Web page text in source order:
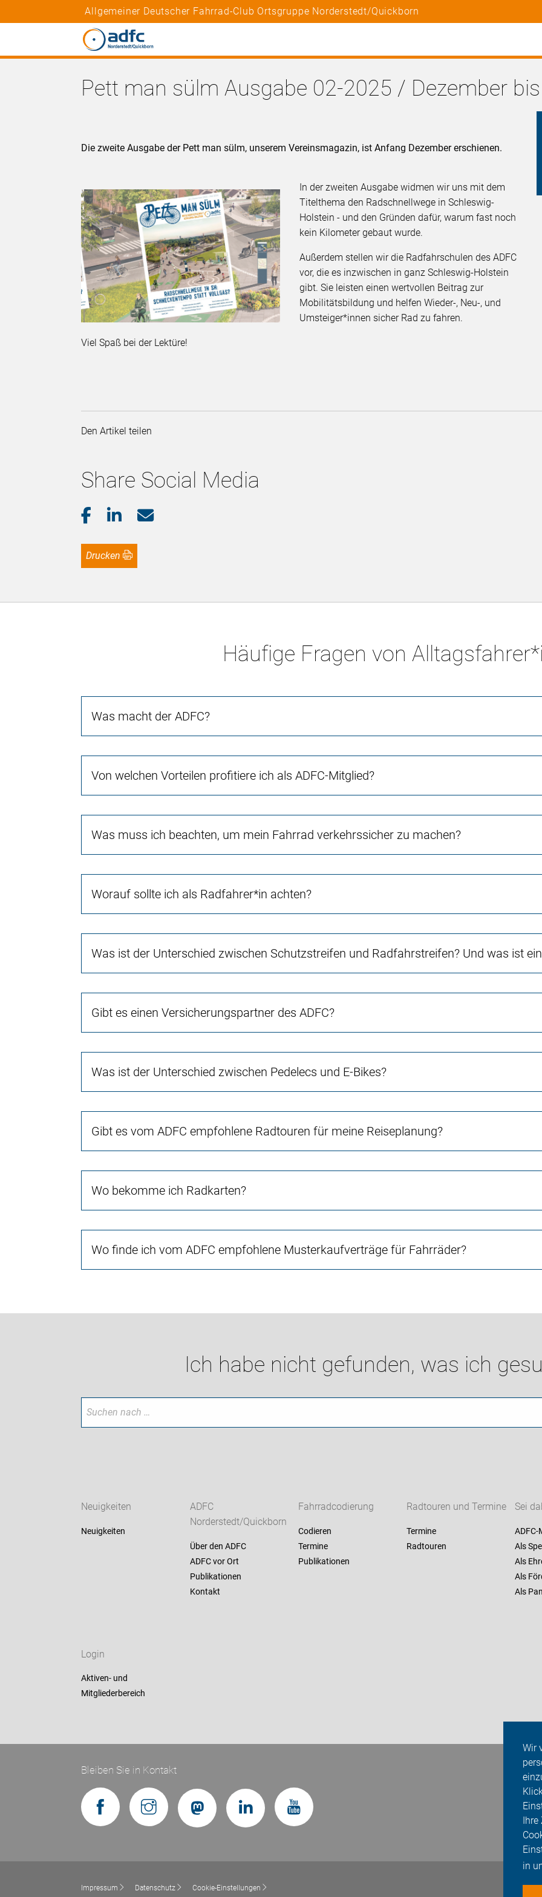
Wir
Ihre
in
Allgemeiner Deutscher Fahrrad-Club Ortsgruppe Norderstedt/Quickborn
Pett man sülm Ausgabe 02-2025 / Dezember
Die zweite Ausgabe der Pett man sülm, unserem Vereinsmagazin, ist Anfang Dezember erschienen.
In der zweiten Ausgabe widmen wir uns mit dem
Titelthema den Radschnellwege in Schleswig-
Holstein - und den Gründen dafür, warum fast noch
kein Kilometer gebaut wurde.
Außerdem stellen wir die Radfahrschulen des ADFC
vor, die es inzwischen in ganz Schleswig-Holstein
gibt. Sie leisten einen wertvollen Beitrag zur
Mobilitätsbildung und helfen Wieder-, Neu-, und
Umsteiger*innen sicher Rad zu fahren.
Viel Spaß bei der Lektüre!
Den Artikel teilen
Share Social Media
Drucken
Häufige Fragen von
Was macht der ADFC?
Von welchen Vorteilen profitiere ich als ADFC-Mitglied?
Was muss ich beachten, um mein Fahrrad verkehrssicher zu machen?
Worauf sollte ich als Radfahrer*in achten?
Was ist der Unterschied zwischen Schutzstreifen und Radfahrstreifen? Und was ist
Gibt es einen Versicherungspartner des ADFC?
Was ist der Unterschied zwischen Pedelecs und E-Bikes?
Gibt es vom ADFC empfohlene Radtouren für meine Reiseplanung?
Wo bekomme ich Radkarten?
Wo finde ich vom ADFC empfohlene Musterkaufverträge für Fahrräder?
Ich habe nicht gefunden, was ich
Neuigkeiten
Neuigkeiten
ADFC
Norderstedt/Quickborn
Über den ADFC
ADFC vor Ort
Publikationen
Kontakt
Fahrradcodierung
Codieren
Termine
Publikationen
Radtouren und Termine
Termine
Radtouren
Sei
Als
Als
Als
Als
Login
Aktiven- und
Mitgliederbereich
Bleiben Sie in Kontakt
Impressum Datenschutz Cookie-Einstellungen